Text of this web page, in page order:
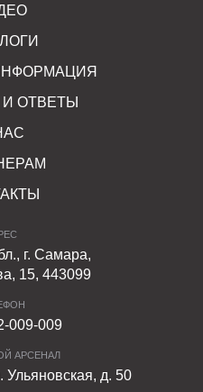
ОТВЕТЫ
г. Самара,
15, 443099
009-009
АРСЕНАЛ
Ульяновская, д. 50